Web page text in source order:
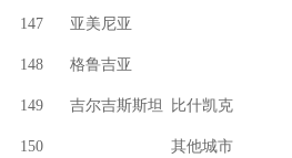
147 亚美尼亚
148 格鲁吉亚
149 吉尔吉斯斯坦 比什凯克
150 其他城市